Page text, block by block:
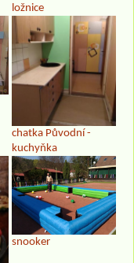
ložnice
chatka Původní -
kuchyňka
snooker